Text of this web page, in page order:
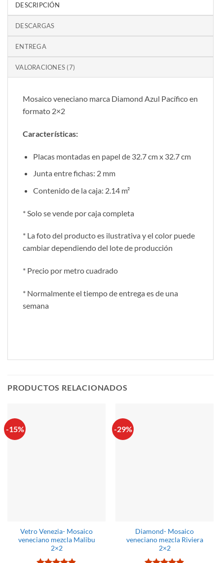
DESCRIPCIÓN
DESCARGAS
ENTREGA
VALORACIONES (7)
Mosaico veneciano marca Diamond Azul Pacífico en
formato 2×2
Características:
Placas montadas en papel de 32.7 cm x 32.7 cm
Junta entre fichas: 2 mm
Contenido de la caja: 2.14 m²
* Solo se vende por caja completa
* La foto del producto es ilustrativa y el color puede
cambiar dependiendo del lote de producción
* Precio por metro cuadrado
* Normalmente el tiempo de entrega es de una
semana
PRODUCTOS RELACIONADOS
-15%
Vetro Venezia- Mosaico
veneciano mezcla Malibu
2×2
-29%
Diamond- Mosaico
veneciano mezcla Riviera
2×2